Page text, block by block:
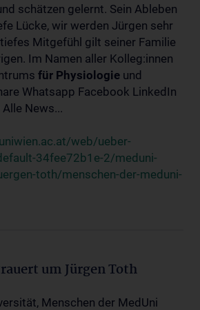
schätzen gelernt. Sein Ableben
Lücke, wir werden Jürgen sehr
Mitgefühl gilt seiner Familie
Im Namen aller Kolleg:innen
für Physiologie und
Whatsapp Facebook LinkedIn
News...
web/ueber-
34fee72b1e-2/meduni-
toth/menschen-der-meduni-
um Jürgen Toth
Menschen der MedUni